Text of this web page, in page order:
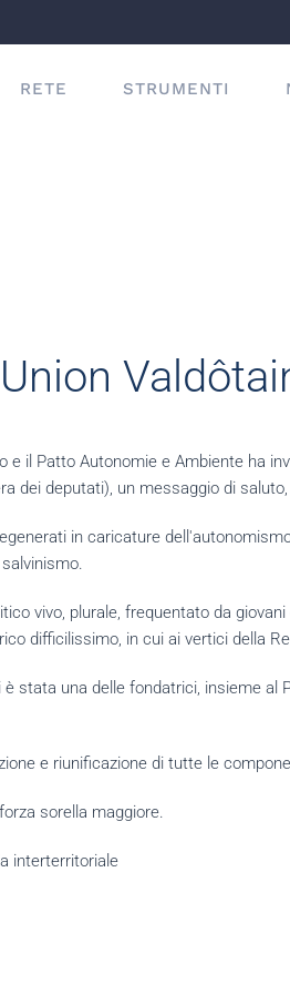
RETE STRUMENTI
e il Patto Autonomie e Ambiente ha
dei deputati), un messaggio di
in caricature
vivo, plurale, frequentato da
difficilissimo, in cui ai vertici della
stata una delle fondatrici, insieme
e riunificazione di tutte le
sorella maggiore.
interterritoriale